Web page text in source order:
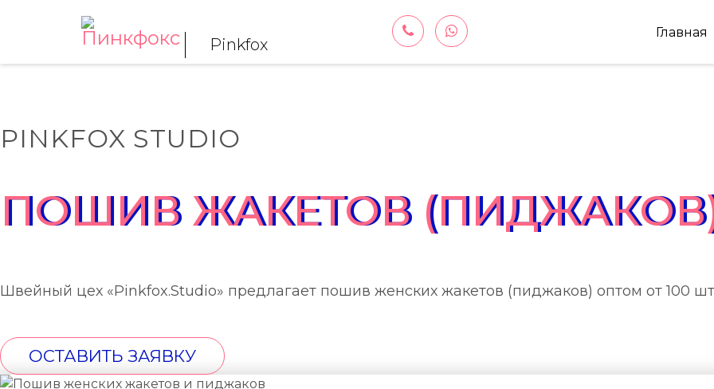
Pinkfox
Главная
PINKFOX STUDIO
ПОШИВ ЖАКЕТОВ
Швейный цех «Pinkfox.Studio» предлагает пошив женских жакетов (пиджаков) оптом от 100
ОСТАВИТЬ ЗАЯВКУ